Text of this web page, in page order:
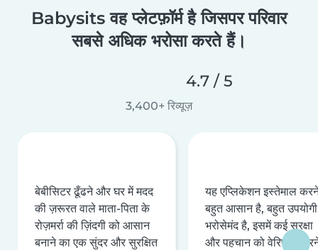
Babysits वह प्लेटफ़ॉर्म है जिसपर परिवार
सबसे अधिक भरोसा करते हैं।
4.7 / 5
3,400+ रिव्यूज़
बेबीसिटर ढूँढने और घर में मदद
की ज़रूरत वाले माता-पिता के
रोज़मर्रा की ज़िंदगी को आसान
बनाने का एक सुंदर और सुरक्षित
यह एप्लिकेशन इस्तेमाल
बहुत आसान है, बहुत
भरोसेमंद है, इसमें कई सुरक्षा
और पहचान को वेरिफ़ाई